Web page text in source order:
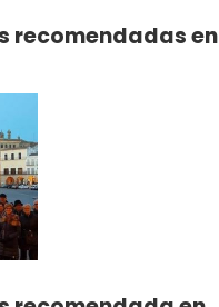
recomendadas en